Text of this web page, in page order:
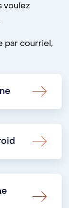
voulez
par courriel,